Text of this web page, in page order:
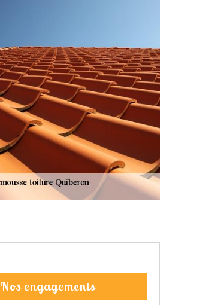
Nos engagements